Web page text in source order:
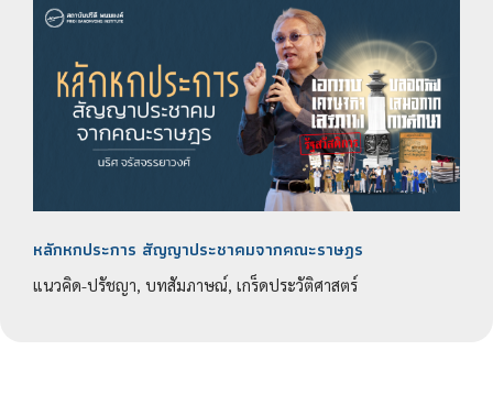
หลักหกประการ สัญญาประชาคมจากคณะราษฎร
แนวคิด-ปรัชญา, บทสัมภาษณ์, เกร็ดประวัติศาสตร์